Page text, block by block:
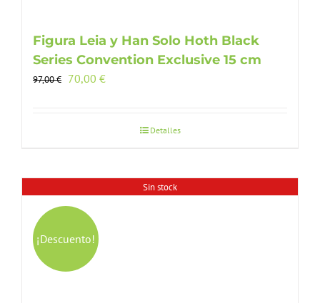
Figura Leia y Han Solo Hoth Black
Series Convention Exclusive 15 cm
97,00€ El
70,00 €
Detalles
Sin stock
¡Descuento!